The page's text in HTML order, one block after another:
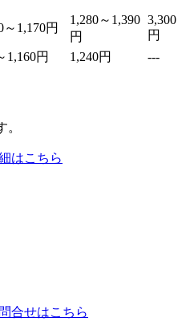
～1,170円
1,280～1,390
円
3,300
円
1,160円 1,240円 ---
はこちら
合せはこちら